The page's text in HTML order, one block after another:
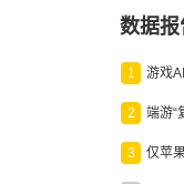
数据报
1
2
3